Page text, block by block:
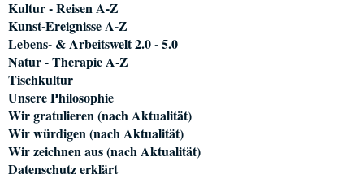
Kultur - Reisen A-Z
Kunst-Ereignisse A-Z
Lebens- & Arbeitswelt 2.0 - 5.0
Natur - Therapie A-Z
Tischkultur
Unsere Philosophie
Wir gratulieren (nach Aktualität)
Wir würdigen (nach Aktualität)
Wir zeichnen aus (nach Aktualität)
Datenschutz erklärt